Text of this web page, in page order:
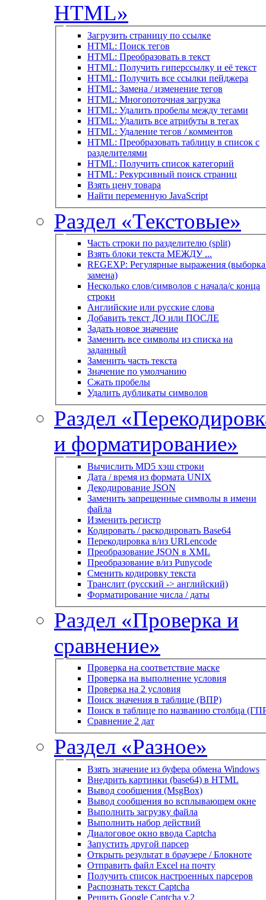
HTML»
Загрузить страницу по ссылке
HTML: Поиск тегов
HTML: Преобразовать в текст
HTML: Получить гиперссылку и её текст
HTML: Получить все ссылки пейджера
HTML: Замена / изменение тегов
HTML: Многопоточная загрузка
HTML: Удалить пробелы между тегами
HTML: Удалить все атрибуты в тегах
HTML: Удаление тегов / комментов
HTML: Преобразовать таблицу в список с
разделителями
HTML: Получить список категорий
HTML: Рекурсивный поиск страниц
Взять цену товара
Найти переменную JavaScript
Раздел «Текстовые»
Часть строки по разделителю (split)
Взять блоки текста МЕЖДУ ...
REGEXP: Регулярные выражения
замена)
Несколько слов/символов с начала/с конца
строки
Английские или русские слова
Добавить текст ДО или ПОСЛЕ
Задать новое значение
Заменить все символы из списка на
заданный
Заменить часть текста
Значение по умолчанию
Сжать пробелы
Удалить дубликаты символов
Раздел
и форматирование»
Вычислить MD5 хэш строки
Дата / время из формата UNIX
Декодирование JSON
Заменить запрещенные символы в имени
файла
Изменить регистр
Кодировать / раскодировать Base64
Перекодировка в/из URLencode
Преобразование JSON в XML
Преобразование в/из Punycode
Сменить кодировку текста
Транслит (русский -> английский)
Форматирование числа / даты
Раздел «Проверка и
сравнение»
Проверка на соответствие маске
Проверка на выполнение условия
Проверка на 2 условия
Поиск значения в таблице (ВПР)
Поиск в таблице по названию столбца
Сравнение 2 дат
Раздел «Разное»
Взять значение из буфера обмена Windows
Внедрить картинки (base64) в HTML
Вывод сообщения (MsgBox)
Вывод сообщения во всплывающем окне
Выполнить загрузку файла
Выполнить набор действий
Диалоговое окно ввода Captcha
Запустить другой парсер
Открыть результат в браузере / Блокноте
Отправить файл Excel на почту
Получить список настроенных парсеров
Распознать текст Captcha
Решить Google Captcha v.2